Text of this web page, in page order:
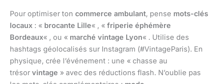
Pour optimiser ton commerce ambulant, pense mots-clés
locaux : « brocante Lille« , « friperie éphémère
Bordeaux« , ou « marché vintage Lyon« . Utilise des
hashtags géolocalisés sur Instagram (#VintageParis). En
physique, crée l’événement : une « chasse au
trésor vintage » avec des réductions flash. N’oublie pas